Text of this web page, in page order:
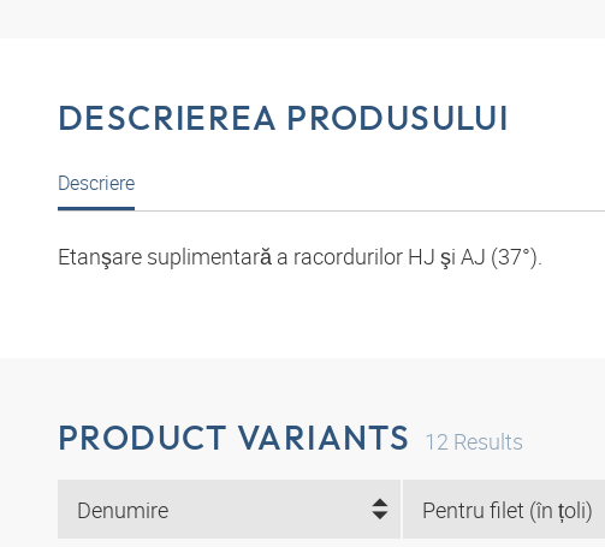
DESCRIEREA PRODUSULUI
Descriere
Etanşare suplimentară a racordurilor HJ şi AJ (37°).
PRODUCT VARIANTS 12 Results
Denumire Pentru filet (în țoli)